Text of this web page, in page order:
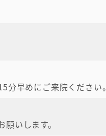
早めにご来院ください。
いします。